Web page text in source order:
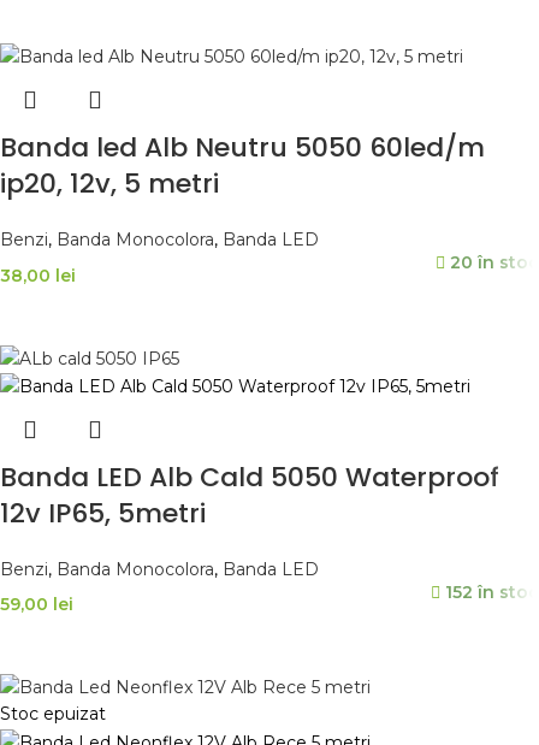
Banda led Alb Neutru 5050 60led/m
ip20, 12v, 5 metri
Benzi, Banda Monocolora, Banda LED
38,00 lei
20 în stoc
Banda LED Alb Cald 5050 Waterproof
12v IP65, 5metri
Benzi, Banda Monocolora, Banda LED
59,00 lei
152 în stoc
Stoc epuizat